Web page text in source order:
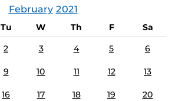
February 2021
Tu W Th F
Sa
2 3 4 5 6
9 10 11 12 13
16 17 18 19 20